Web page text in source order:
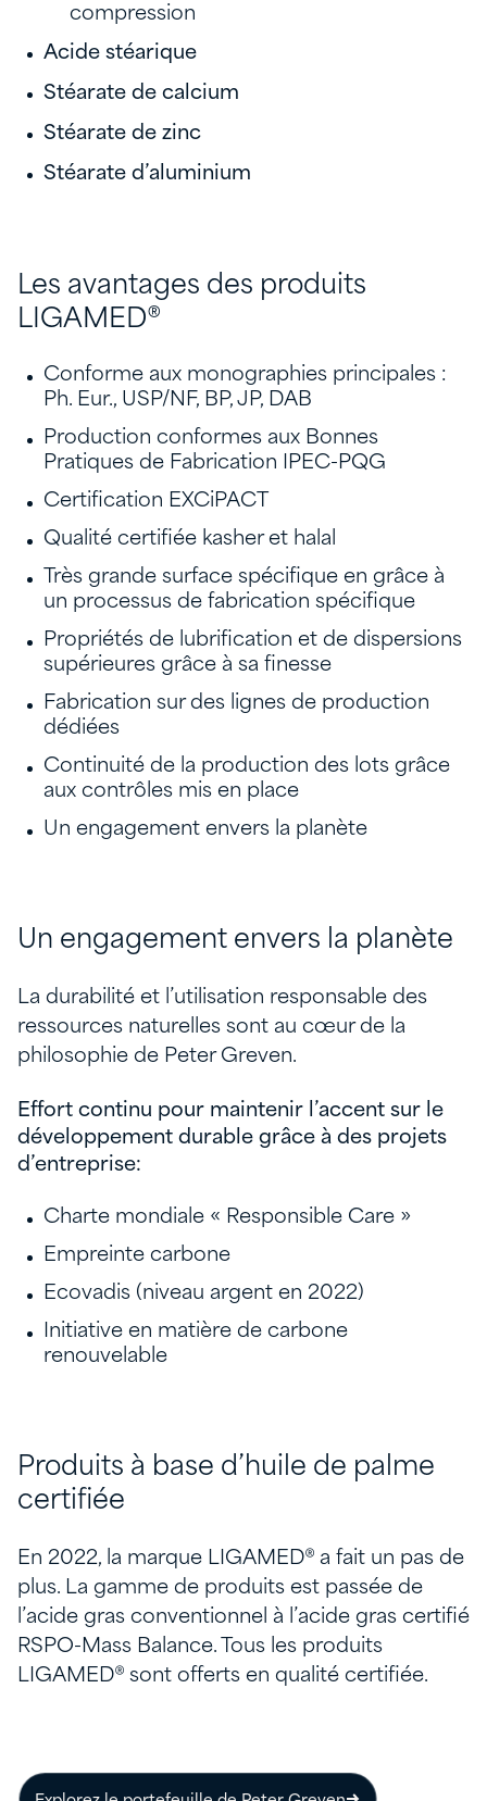
compression
Acide stéarique
Stéarate de calcium
Stéarate de zinc
Stéarate d’aluminium
Les avantages des produits
LIGAMED®
Conforme aux monographies principales :
Ph. Eur., USP/NF, BP, JP, DAB
Production conformes aux Bonnes
Pratiques de Fabrication IPEC-PQG
Certification EXCiPACT
Qualité certifiée kasher et halal
Très grande surface spécifique en grâce à
un processus de fabrication spécifique
Propriétés de lubrification et de dispersions
supérieures grâce à sa finesse
Fabrication sur des lignes de production
dédiées
Continuité de la production des lots grâce
aux contrôles mis en place
Un engagement envers la planète
Un engagement envers la planète
La durabilité et l’utilisation responsable des
ressources naturelles sont au cœur de la
philosophie de Peter Greven.
Effort continu pour maintenir l’accent sur le
développement durable grâce à des projets
d’entreprise:
Charte mondiale « Responsible Care »
Empreinte carbone
Ecovadis (niveau argent en 2022)
Initiative en matière de carbone
renouvelable
Produits à base d’huile de palme
certifiée
En 2022, la marque LIGAMED® a fait un pas de
plus. La gamme de produits est passée de
l’acide gras conventionnel à l’acide gras certifié
RSPO-Mass Balance. Tous les produits
LIGAMED® sont offerts en qualité certifiée.